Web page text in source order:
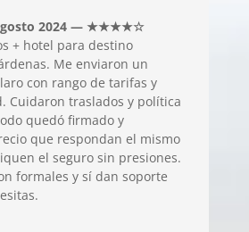
2024 — ★★★★☆
+ hotel para destino
Me enviaron un
con rango de tarifas y
Cuidaron traslados y política
quedó firmado y
que respondan el mismo
el seguro sin presiones.
formales y sí dan soporte